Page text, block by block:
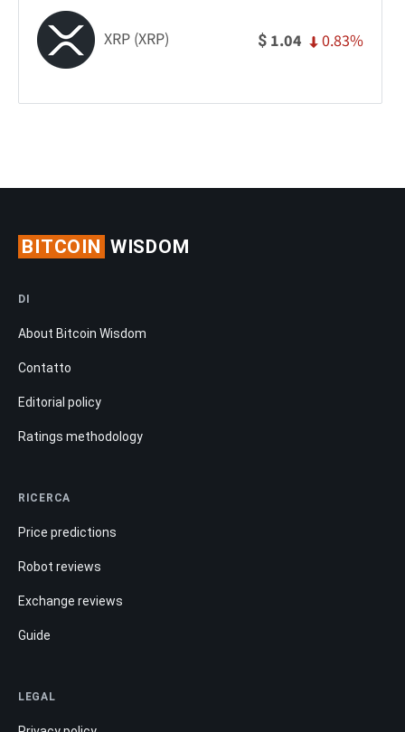
XRP (XRP) $ 1.04 0.83%
BITCOIN WISDOM
DI
About Bitcoin Wisdom
Contatto
Editorial policy
Ratings methodology
RICERCA
Price predictions
Robot reviews
Exchange reviews
Guide
LEGAL